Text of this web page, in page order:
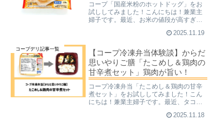
コープ「国産米粉のホットドッグ」をお
試ししてみました！こんにちは！兼業主
婦子です。最近、お米の値段が高すぎる
て、絶対お米よりも食パンを食べていた
っせとパンを買っています...
2025.11.19
コープデリ記事一覧
【コープ冷凍弁当体験談】からだ
思いやりご膳「たこめし＆鶏肉の
甘辛煮セット」鶏肉が旨い！
コープ冷凍弁当「たこめし＆鶏肉の甘辛
煮セット」をお試ししてみました！こん
にちは！兼業主婦子です。最近、タコの
いません。回転ずして出されるたこは、
2025.11.18